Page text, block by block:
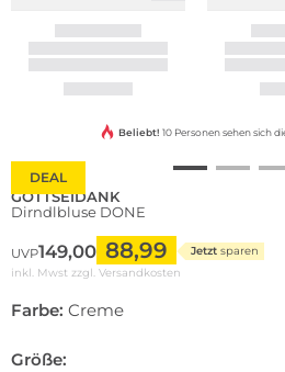
DEAL
Beliebt! 10 Personen sehen sich
GOTTSEIDANK
Dirndlbluse DONE
UVP149,00 88,99 Jetzt sparen
inkl. Mwst zzgl. Versandkosten
Farbe: Creme
Größe: